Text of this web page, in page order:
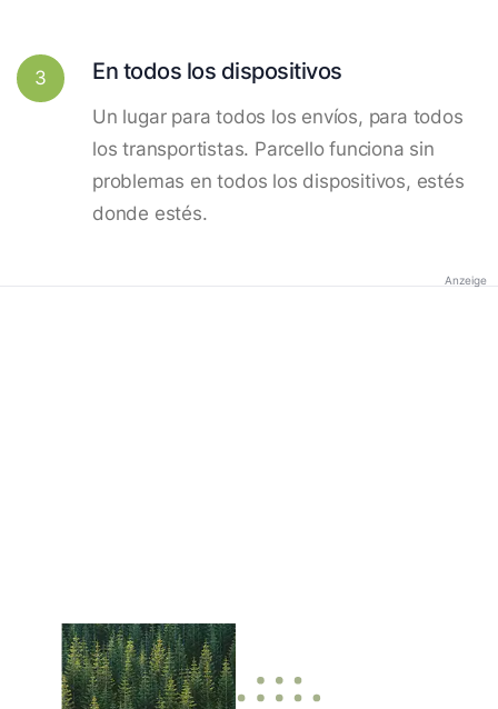
3 En todos los dispositivos
Un lugar para todos los envíos, para todos
los transportistas. Parcello funciona sin
problemas en todos los dispositivos, estés
donde estés.
Anzeige